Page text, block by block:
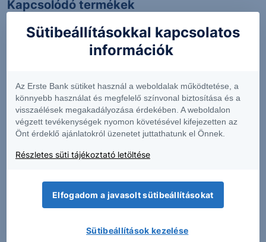
Kapcsolódó termékek
62.22 -2.14% 173.64 +0.80%
AYJ
2.301 +3.05%
BV3
23.98 -0.08%
KTA
Sütibeállításokkal kapcsolatos
információk
Az Erste Bank sütiket használ a weboldalak működtetése, a
könnyebb használat és megfelelő színvonal biztosítása és a
visszaélések megakadályozása érdekében. A weboldalon
végzett tevékenységek nyomon követésével kifejezetten az
Önt érdeklő ajánlatokról üzenetet juttathatunk el Önnek.
Részletes süti tájékoztató letöltése
Elfogadom a javasolt sütibeállításokat
Sütibeállítások kezelése